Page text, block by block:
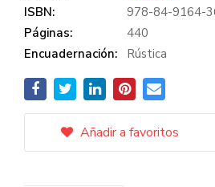
ISBN:
978-84-9164-
Páginas:
440
Encuadernación:
Rústica
Añadir a favoritos